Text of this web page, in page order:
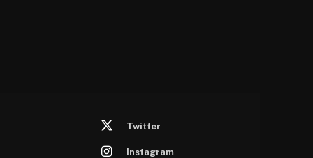
Twitter
Instagram